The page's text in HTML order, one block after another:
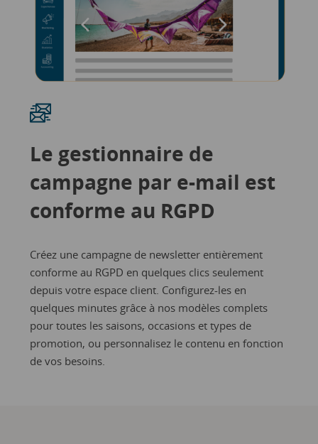
Le gestionnaire de
campagne par e-mail est
conforme au RGPD
Créez une campagne de newsletter entièrement
conforme au RGPD en quelques clics seulement
depuis votre espace client. Configurez-les en
quelques minutes grâce à nos modèles complets
pour toutes les saisons, occasions et types de
promotion, ou personnalisez le contenu en fonction
de vos besoins.